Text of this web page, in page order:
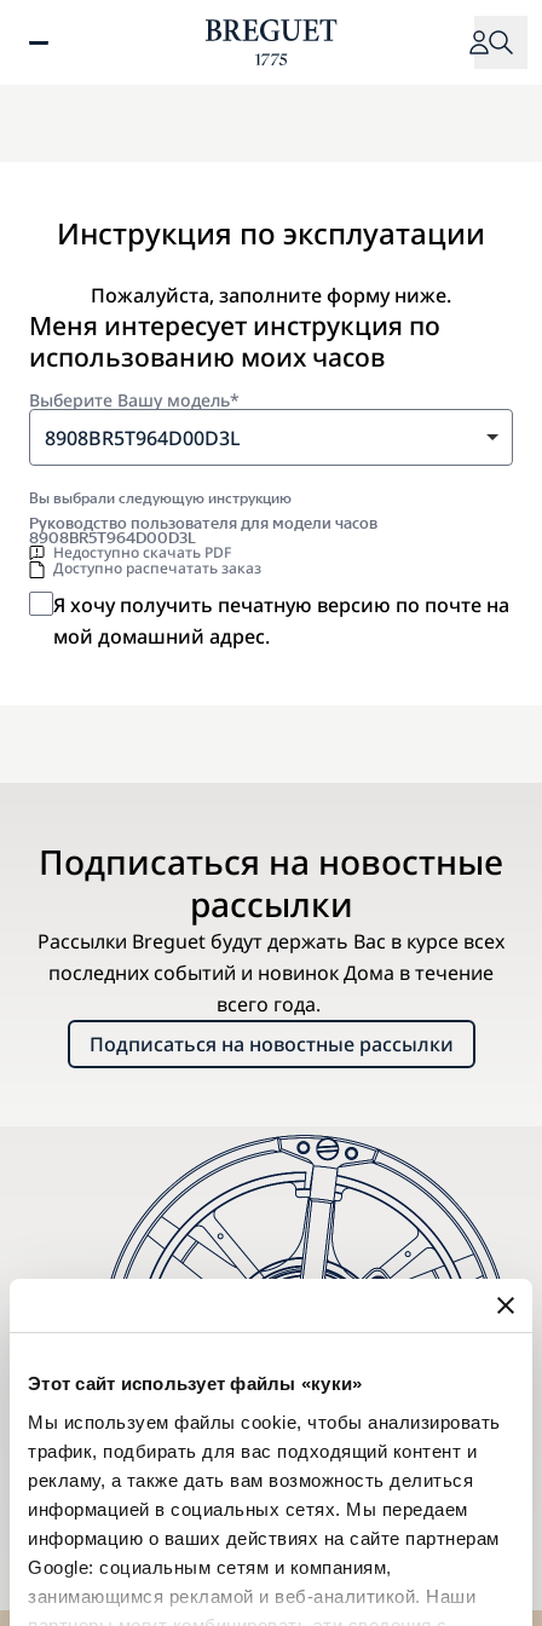
Этот сайт использует файлы «куки»
Мы используем файлы cookie, чтобы анализировать
трафик, подбирать для вас подходящий контент и
рекламу, а также дать вам возможность делиться
информацией в социальных сетях. Мы передаем
информацию о ваших действиях на сайте партнерам
Google: социальным сетям и компаниям,
занимающимся рекламой и веб-аналитикой. Наши
Инструкция по эксплуатации
Пожалуйста, заполните форму ниже.
Меня интересует инструкция по
использованию моих часов
Выберите Вашу модель*
8908BR5T964D00D3L
Вы выбрали следующую инструкцию
Руководство пользователя для модели часов
8908BR5T964D00D3L
Недоступно скачать PDF
Доступно распечатать заказ
Я хочу получить печатную версию по почте на
мой домашний адрес.
Подписаться на новостные
рассылки
Рассылки Breguet будут держать Вас в курсе всех
последних событий и новинок Дома в течение
всего года.
Подписаться на новостные рассылки